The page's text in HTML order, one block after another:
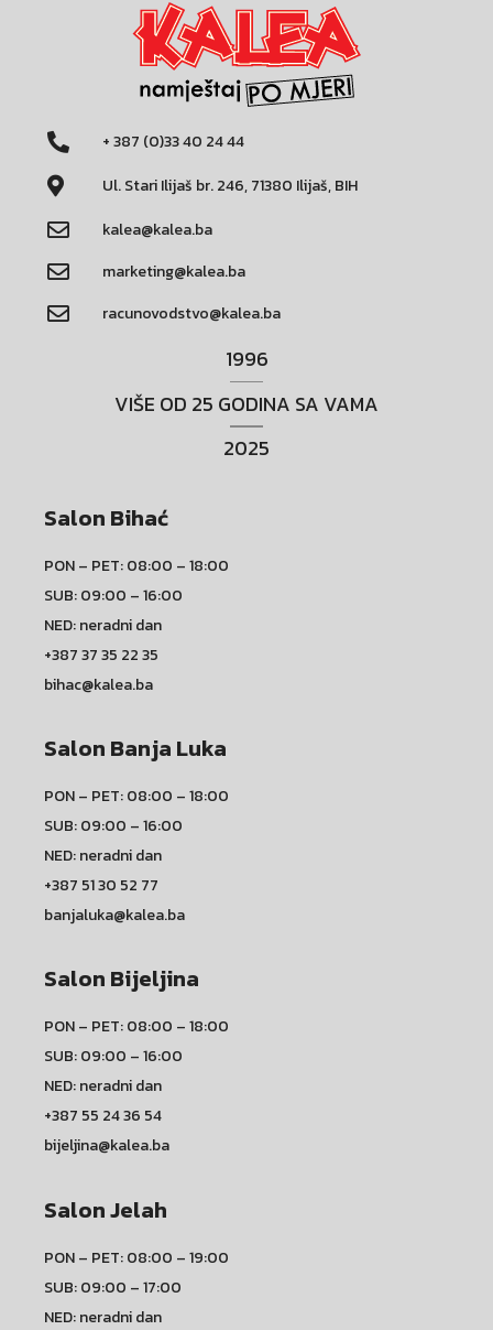
+ 387 (0)33 40 24 44
Ul. Stari Ilijaš br. 246, 71380 Ilijaš, BIH
kalea@kalea.ba
marketing@kalea.ba
racunovodstvo@kalea.ba
1996
VIŠE OD 25 GODINA SA VAMA
2025
Salon Bihać
PON – PET: 08:00 – 18:00
SUB: 09:00 – 16:00
NED: neradni dan
+387 37 35 22 35
bihac@kalea.ba
Salon Banja Luka
PON – PET: 08:00 – 18:00
SUB: 09:00 – 16:00
NED: neradni dan
+387 51 30 52 77
banjaluka@kalea.ba
Salon Bijeljina
PON – PET: 08:00 – 18:00
SUB: 09:00 – 16:00
NED: neradni dan
+387 55 24 36 54
bijeljina@kalea.ba
Salon Jelah
PON – PET: 08:00 – 19:00
SUB: 09:00 – 17:00
NED: neradni dan